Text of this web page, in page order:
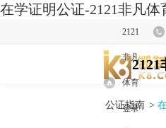
在学证明公证-2121非凡体
2121
非凡
体育
登录
2121
公证指南 >